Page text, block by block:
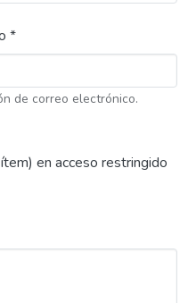
*
de correo electrónico.
en acceso restringido